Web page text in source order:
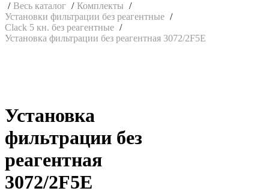
Весь каталог
Комплекты
Установки фильтрации без реагентные
Clack 5 кн. без реагентные
Установка фильтрации без реагентная 3072/2F5E
Установка
фильтрации без
реагентная
3072/2F5E